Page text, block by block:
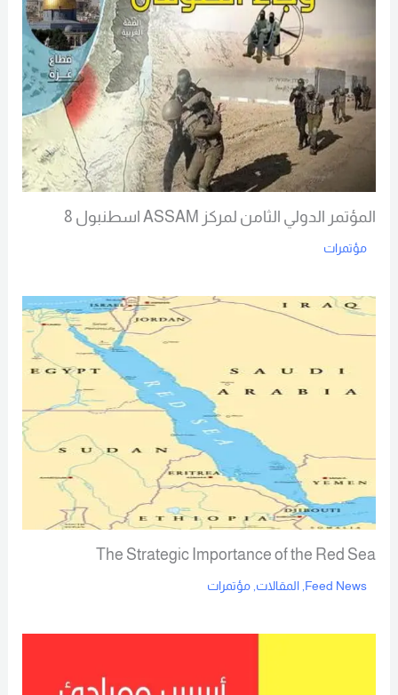
المؤتمر الدولي الثامن لمركز ASSAM اسطنبول 8
مؤتمرات
The Strategic Importance of the Red Sea
Feed News
, المقالات, مؤتمرات